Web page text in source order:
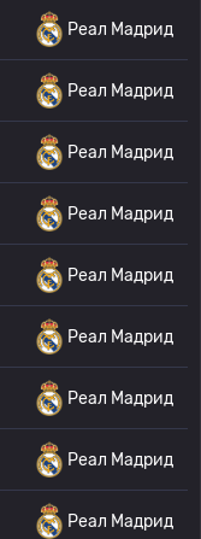
Реал Мадрид
Реал Мадрид
Реал Мадрид
Реал Мадрид
Реал Мадрид
Реал Мадрид
Реал Мадрид
Реал Мадрид
Реал Мадрид